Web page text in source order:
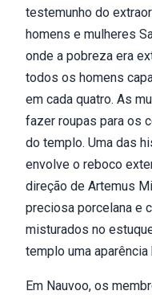
testemunho do
homens e mulheres
onde a pobreza era
todos os homens
em cada quatro. As
fazer roupas para os
do templo. Uma das
envolve o reboco
direção de Artemus
preciosa porcelana e
misturados no
templo uma
Em Nauvoo, os